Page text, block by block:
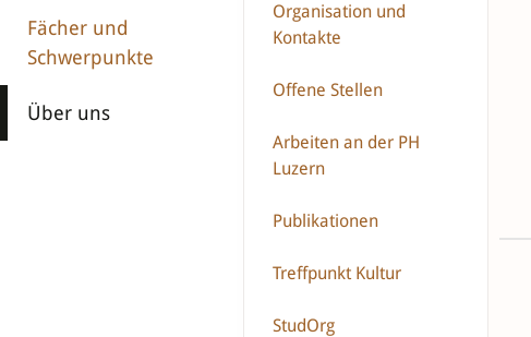
Fächer und
Schwerpunkte
Über uns
Organisation und
Kontakte
Offene Stellen
Arbeiten an der PH
Luzern
Publikationen
Treffpunkt Kultur
StudOrg